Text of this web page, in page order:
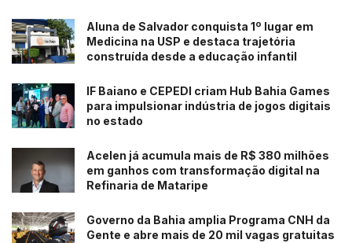
Aluna de Salvador conquista 1º lugar em
Medicina na USP e destaca trajetória
construída desde a educação infantil
IF Baiano e CEPEDI criam Hub Bahia Games
para impulsionar indústria de jogos digitais
no estado
Acelen já acumula mais de R$ 380 milhões
em ganhos com transformação digital na
Refinaria de Mataripe
Governo da Bahia amplia Programa CNH da
Gente e abre mais de 20 mil vagas gratuitas